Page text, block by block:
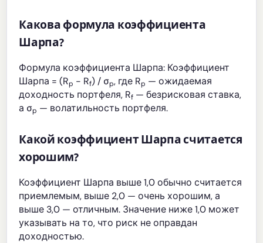
Какова формула коэффициента
Шарпа?
Формула коэффициента Шарпа: Коэффициент
Шарпа = (Rp - Rf) / σp, где Rp — ожидаемая
доходность портфеля, Rf — безрисковая ставка,
а σp — волатильность портфеля.
Какой коэффициент Шарпа считается
хорошим?
Коэффициент Шарпа выше 1,0 обычно считается
приемлемым, выше 2,0 — очень хорошим, а
выше 3,0 — отличным. Значение ниже 1,0 может
указывать на то, что риск не оправдан
доходностью.